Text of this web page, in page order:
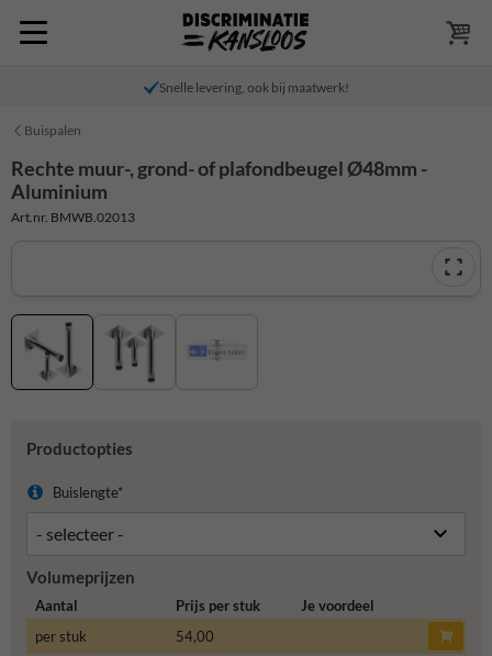
Snelle levering, ook bij maatwerk!
Buispalen
Rechte muur-, grond- of plafondbeugel Ø48mm -
Aluminium
Art.nr. BMWB.02013
Productopties
Buislengte*
Volumeprijzen
Aantal Prijs per stuk
Je voordeel
per stuk
54,00